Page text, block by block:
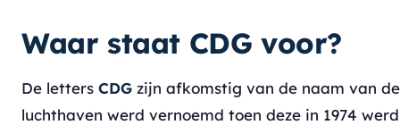
Waar staat CDG voor?
De letters CDG zijn afkomstig van de naam van
luchthaven werd vernoemd toen deze in 1974